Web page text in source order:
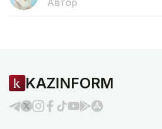
KAZINFORM